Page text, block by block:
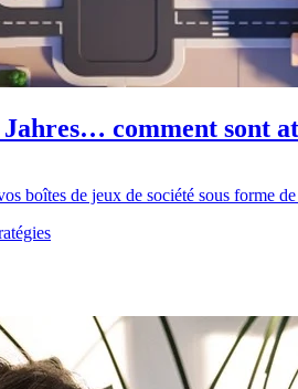
Jahres… comment sont
boîtes de jeux de société sous forme